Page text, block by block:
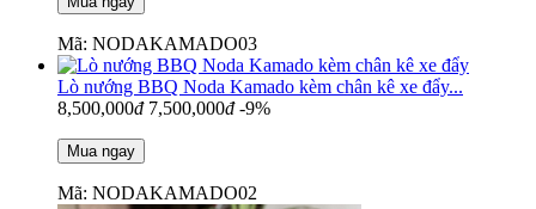
Mã: NODAKAMADO03
Lò nướng BBQ Noda Kamado kèm chân kê xe đẩy...
8,500,000đ 7,500,000đ -9%
Mã: NODAKAMADO02